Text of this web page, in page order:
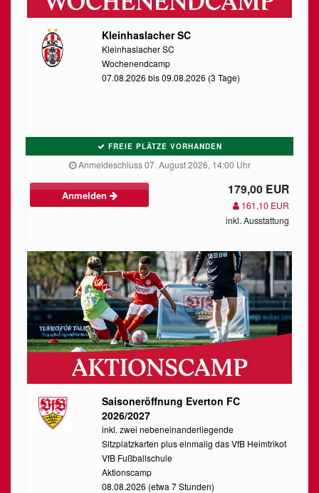
Kleinhaslacher SC
Kleinhaslacher SC
Wochenendcamp
07.08.2026 bis 09.08.2026 (3 Tage)
FREIE PLÄTZE VORHANDEN
Anmeldeschluss 07. August 2026, 14:00 Uhr
Anmelden 179,00 EUR
161,10 EUR
inkl. Ausstattung
Saisoneröffnung Everton FC
2026/2027
inkl. zwei nebeneinanderliegende
Sitzplatzkarten plus einmalig das VfB Heimtrikot
VfB Fußballschule
Aktionscamp
08.08.2026 (etwa 7 Stunden)